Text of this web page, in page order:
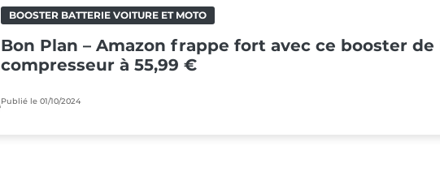
BOOSTER BATTERIE VOITURE ET MOTO
Bon Plan – Amazon frappe fort avec ce booster
compresseur à 55,99 €
Publié le 01/10/2024